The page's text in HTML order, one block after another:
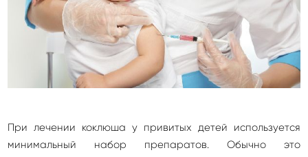
При лечении коклюша у привитых детей используется
минимальный набор препаратов. Обычно это